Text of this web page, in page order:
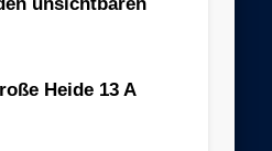
unsichtbaren
Heide 13 A